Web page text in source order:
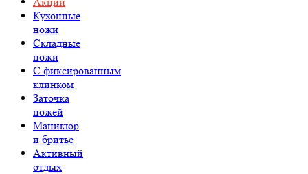
Кухонные
ножи
Складные
ножи
C фиксированным
клинком
Заточка
ножей
Маникюр
и бритье
Активный
отдых